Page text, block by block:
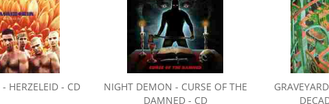
- HERZELEID - CD NIGHT DEMON - CURSE OF THE
DAMNED - CD
GRAVEYARD